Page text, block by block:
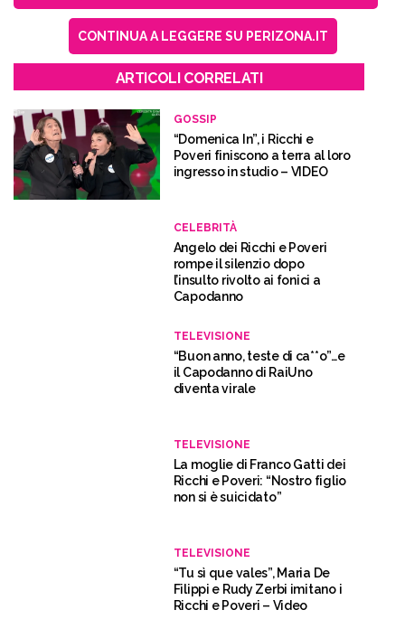
CONTINUA A LEGGERE SU PERIZONA.IT
ARTICOLI CORRELATI
GOSSIP
“Domenica In”, i Ricchi e
Poveri finiscono a terra al loro
ingresso in studio – VIDEO
CELEBRITÀ
Angelo dei Ricchi e Poveri
rompe il silenzio dopo
l’insulto rivolto ai fonici a
Capodanno
TELEVISIONE
“Buon anno, teste di ca**o”…e
il Capodanno di RaiUno
diventa virale
TELEVISIONE
La moglie di Franco Gatti dei
Ricchi e Poveri: “Nostro figlio
non si è suicidato”
TELEVISIONE
“Tu sì que vales”, Maria De
Filippi e Rudy Zerbi imitano i
Ricchi e Poveri – Video